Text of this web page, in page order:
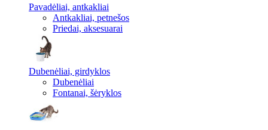
Pavadėliai, antkakliai
Antkakliai, petnešos
Priedai, aksesuarai
Dubenėliai, girdyklos
Dubenėliai
Fontanai, šėryklos